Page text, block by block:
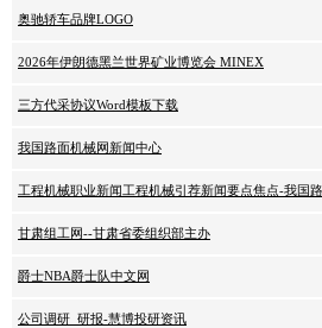
奥驰轿车品牌LOGO
2026年伊朗德黑兰世界矿业博览会 MINEX
三方代采协议Word模板下载
我国路面机械网新闻中心
工程机械职业新闻工程机械引荐新闻要点焦点-我国
甘肃组工网--甘肃省委组织部主办
爵士NBA爵士队中文网
公司调研_研报-慧博投研资讯